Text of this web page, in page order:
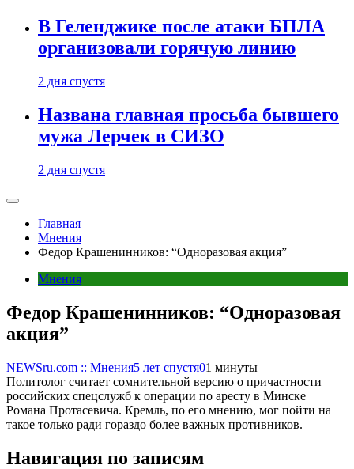
В Геленджике после атаки БПЛА
организовали горячую линию
2 дня спустя
Названа главная просьба бывшего
мужа Лерчек в СИЗО
2 дня спустя
Главная
Мнения
Федор Крашенинников: “Одноразовая акция”
Мнения
Федор Крашенинников: “Одноразовая
акция”
NEWSru.com :: Мнения5 лет спустя01 минуты
Политолог считает сомнительной версию о причастности
российских спецслужб к операции по аресту в Минске
Романа Протасевича. Кремль, по его мнению, мог пойти на
такое только ради гораздо более важных противников.
Навигация по записям